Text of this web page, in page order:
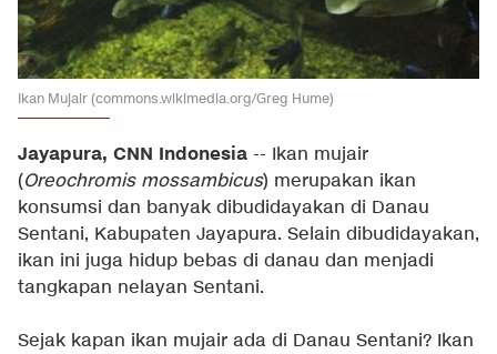
Ikan Mujair (commons.wikimedia.org/Greg Hume)
Jayapura, CNN Indonesia -- Ikan mujair
(Oreochromis mossambicus) merupakan ikan
konsumsi dan banyak dibudidayakan di Danau
Sentani, Kabupaten Jayapura. Selain dibudidayakan,
ikan ini juga hidup bebas di danau dan menjadi
tangkapan nelayan Sentani.
Sejak kapan ikan mujair ada di Danau Sentani? Ikan